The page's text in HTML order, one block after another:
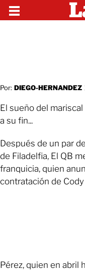
Por: DIEGO-HERNANDEZ
El sueño del
a su fin...
Después de un par
de Filadelfia, El QB
franquicia, quien
contratación de
Pérez, quien en abril